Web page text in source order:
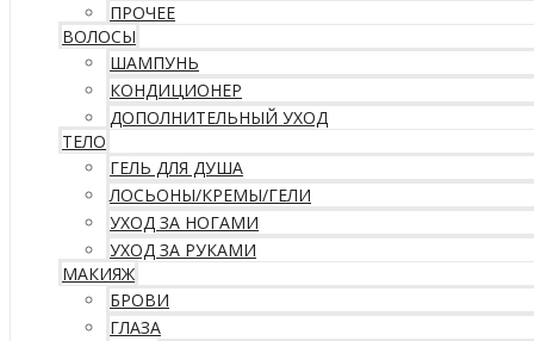
ПРОЧЕЕ
ВОЛОСЫ
ШАМПУНЬ
КОНДИЦИОНЕР
ДОПОЛНИТЕЛЬНЫЙ УХОД
ТЕЛО
ГЕЛЬ ДЛЯ ДУША
ЛОСЬОНЫ/КРЕМЫ/ГЕЛИ
УХОД ЗА НОГАМИ
УХОД ЗА РУКАМИ
МАКИЯЖ
БРОВИ
ГЛАЗА